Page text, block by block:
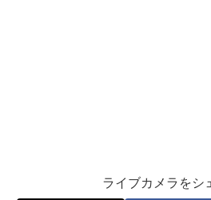
ライブカメラをシ